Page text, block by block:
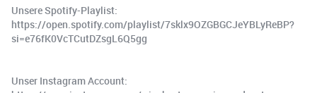
Unsere Spotify-Playlist:
https://open.spotify.com/playlist/7sklx9OZGBGCJeYBLyReBP?
si=e76fK0VcTCutDZsgL6Q5gg
Unser Instagram Account: